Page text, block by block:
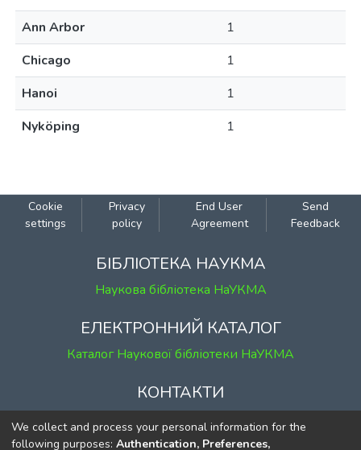
Ann Arbor
1
Chicago
1
Hanoi
1
Nyköping
1
Cookie
settings
Privacy
policy
End User
Agreement
Send
Feedback
БІБЛІОТЕКА НАУКМА
Наукова бібліотека НаУКМА
ЕЛЕКТРОННИЙ КАТАЛОГ
Каталог Наукової бібліотеки НаУКМА
КОНТАКТИ
м. Київ, вул. Григорія Сковороди, 2
к. 1, к. 120
We collect and process your personal information for the
following purposes: Authentication, Preferences,